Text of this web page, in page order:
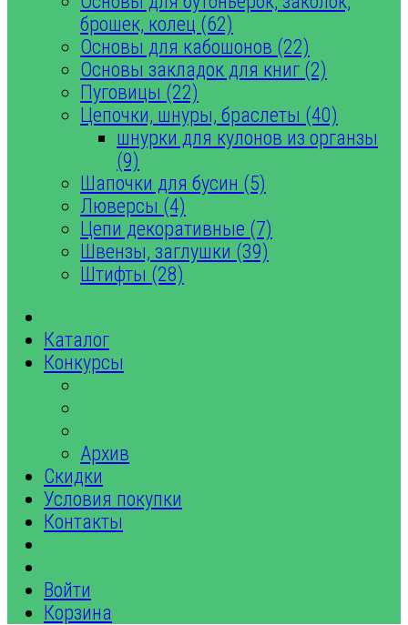
брошек, колец (62)
Основы для кабошонов (22)
Основы закладок для книг (2)
Пуговицы (22)
Цепочки, шнуры, браслеты (40)
шнурки для кулонов из органзы
(9)
Шапочки для бусин (5)
Люверсы (4)
Цепи декоративные (7)
Швензы, заглушки (39)
Штифты (28)
Каталог
Конкурсы
Архив
Скидки
Условия покупки
Контакты
Войти
Корзина